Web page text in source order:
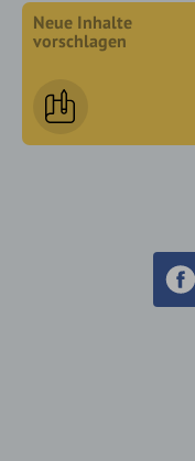
Neue Inhalte
vorschlagen